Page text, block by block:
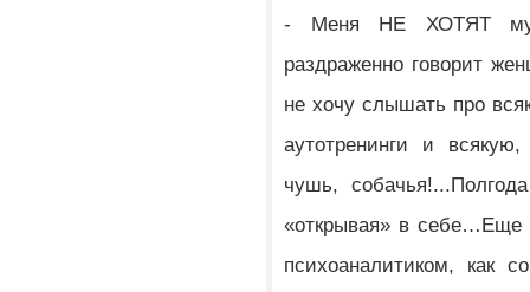
- Меня НЕ ХОТЯТ
раздраженно говорит
не хочу слышать про
аутотренинги и
чушь,
«открывая» в себе…Еще
психоаналитиком, как